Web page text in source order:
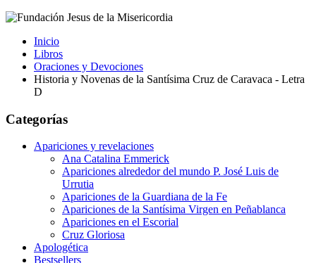
Inicio
Libros
Oraciones y Devociones
Historia y Novenas de la Santísima Cruz de Caravaca - Letra
D
Categorías
Apariciones y revelaciones
Ana Catalina Emmerick
Apariciones alrededor del mundo P. José Luis de
Urrutia
Apariciones de la Guardiana de la Fe
Apariciones de la Santísima Virgen en Peñablanca
Apariciones en el Escorial
Cruz Gloriosa
Apologética
Bestsellers